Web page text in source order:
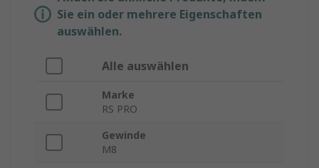
Sie ein oder mehrere Eigenschaften
auswählen.
Alle auswählen
Marke
RS PRO
Gewinde
M8